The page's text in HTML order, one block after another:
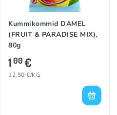
Kummikommid DAMEL
(FRUIT & PARADISE MIX),
80g
100€
12.50 €/KG